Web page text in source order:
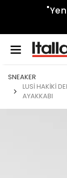
SNEAKER
LUSİ HAKİKİ
AYAKKABI